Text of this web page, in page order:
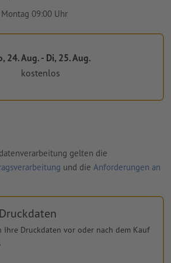
09:00 Uhr
24. Aug. - Di, 25. Aug.
kostenlos
gelten die
und die Anforderungen an
Ihre Druckdaten vor oder nach dem Kauf